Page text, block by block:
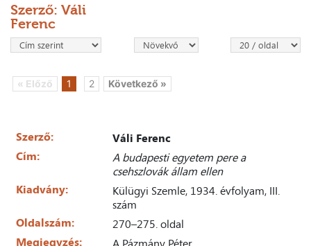
Szerző: Váli
Ferenc
« Előző 1 2 Következő »
Szerző:
Váli Ferenc
Cím:
A budapesti egyetem pere a
csehszlovák állam ellen
Kiadvány:
Külügyi Szemle, 1934. évfolyam, III.
szám
Oldalszám:
270–275. oldal
Megjegyzés: